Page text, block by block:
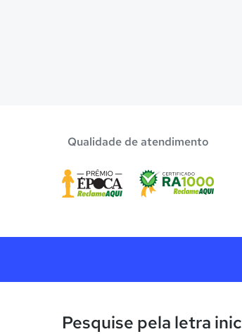
Qualidade de atendimento
Pesquise pela letra